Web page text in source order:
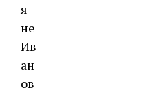
я
не
Ив
ан
ов